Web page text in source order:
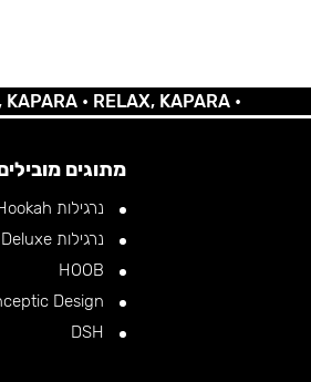
•RELAX, KAPARA •
מתוגים
נרגילות Alpha Hookah
נרגילות Amy Deluxe